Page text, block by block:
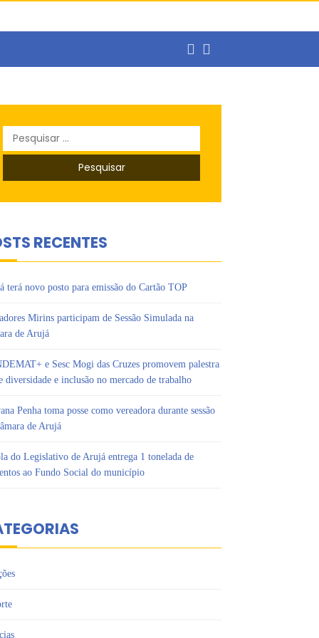
Ipês
Pesquisar
por:
RECENTES
terá novo posto para emissão do Cartão TOP
Mirins participam de Sessão Simulada na
de Arujá
e Sesc Mogi das Cruzes promovem palestra
diversidade e inclusão no mercado de trabalho
Penha toma posse como vereadora durante sessão
de Arujá
do Legislativo de Arujá entrega 1 tonelada de
ao Fundo Social do município